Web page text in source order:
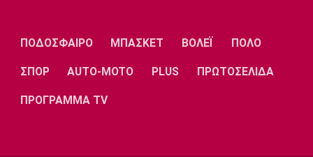
Τηλεόραση
Πέμπτης (6/8) με ΠΑΟΚ - Άντερλεχτ
09:20
ΠΟΔΟΣΦΑΙΡΟ ΜΠΑΣΚΕΤ ΒΟΛΕΪ ΠΟΛΟ
ΣΠΟΡ AUTO-MOTO PLUS ΠΡΩΤΟΣΕΛΙΔΑ
ΠΡΟΓΡΑΜΜΑ TV